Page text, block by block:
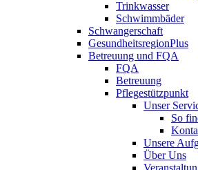
Trinkwasser
Schwimmbäder
Schwangerschaft
GesundheitsregionPlus
Betreuung und FQA
FQA
Betreuung
Pflegestützpunkt
Unser
So
Unsere
Über Uns